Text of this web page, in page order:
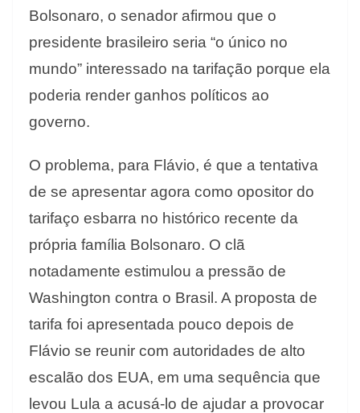
Bolsonaro, o senador afirmou que o
presidente brasileiro seria “o único no
mundo” interessado na tarifação porque ela
poderia render ganhos políticos ao
governo.
O problema, para Flávio, é que a tentativa
de se apresentar agora como opositor do
tarifaço esbarra no histórico recente da
própria família Bolsonaro. O clã
notadamente estimulou a pressão de
Washington contra o Brasil. A proposta de
tarifa foi apresentada pouco depois de
Flávio se reunir com autoridades de alto
escalão dos EUA, em uma sequência que
levou Lula a acusá-lo de ajudar a provocar